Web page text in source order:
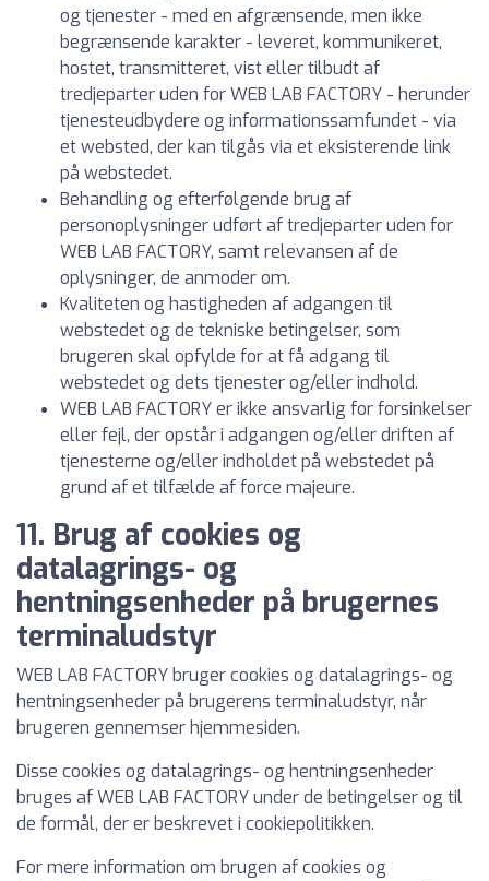
og tjenester - med en afgrænsende, men ikke
begrænsende karakter - leveret, kommunikeret,
hostet, transmitteret, vist eller tilbudt af
tredjeparter uden for WEB LAB FACTORY - herunder
tjenesteudbydere og informationssamfundet - via
et websted, der kan tilgås via et eksisterende link
på webstedet.
Behandling og efterfølgende brug af
personoplysninger udført af tredjeparter uden for
WEB LAB FACTORY, samt relevansen af de
oplysninger, de anmoder om.
Kvaliteten og hastigheden af adgangen til
webstedet og de tekniske betingelser, som
brugeren skal opfylde for at få adgang til
webstedet og dets tjenester og/eller indhold.
WEB LAB FACTORY er ikke ansvarlig for forsinkelser
eller fejl, der opstår i adgangen og/eller driften af
tjenesterne og/eller indholdet på webstedet på
grund af et tilfælde af force majeure.
11. Brug af cookies og
datalagrings- og
hentningsenheder på brugernes
terminaludstyr
WEB LAB FACTORY bruger cookies og datalagrings- og
hentningsenheder på brugerens terminaludstyr, når
brugeren gennemser hjemmesiden.
Disse cookies og datalagrings- og hentningsenheder
bruges af WEB LAB FACTORY under de betingelser og til
de formål, der er beskrevet i cookiepolitikken.
For mere information om brugen af cookies og